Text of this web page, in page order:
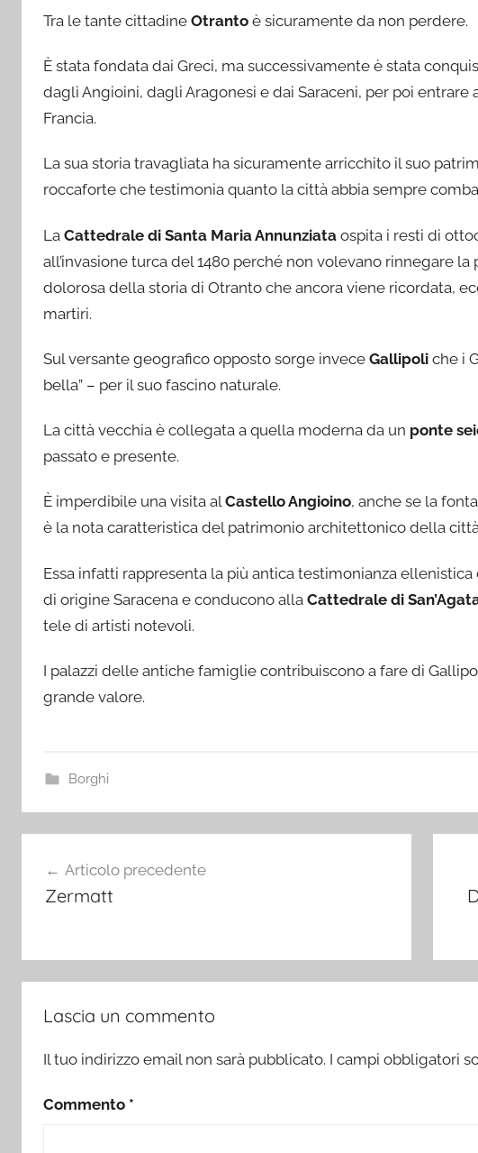
Tra le tante cittadine Otranto è sicuramente da non perdere.
È stata fondata dai Greci, ma successivamente è stata
dagli Angioini, dagli Aragonesi e dai Saraceni, per poi
Francia.
La sua storia travagliata ha sicuramente arricchito il suo
roccaforte che testimonia quanto la città abbia sempre
La Cattedrale di Santa Maria Annunziata ospita i resti di
all’invasione turca del 1480 perché non volevano rinnegare
dolorosa della storia di Otranto che ancora viene ricordata,
martiri.
Sul versante geografico opposto sorge invece Gallipoli che i
bella” – per il suo fascino naturale.
La città vecchia è collegata a quella moderna da un ponte
passato e presente.
È imperdibile una visita alCastello Angioino, anche se la
è la nota caratteristica del patrimonio architettonico della
Essa infatti rappresenta la più antica testimonianza ellenistica
di origine Saracena e conducono alla Cattedrale di
tele di artisti notevoli.
I palazzi delle antiche famiglie contribuiscono a fare di
grande valore.
Borghi
articoli
Articolo precedente
Zermatt
Lascia un commento
Il tuo indirizzo email non sarà pubblicato. I campi obbligatori
Commento *